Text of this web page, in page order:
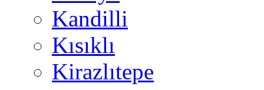
Kandilli
Kısıklı
Kirazlıtepe